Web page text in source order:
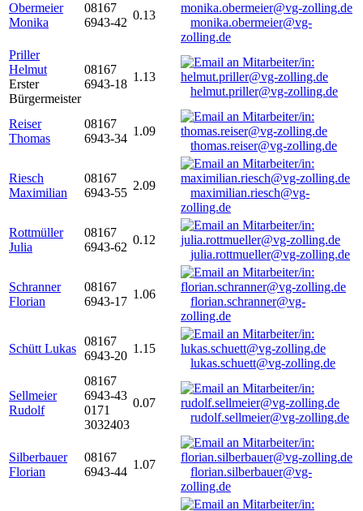
Obermeier
Monika
08167
6943-42
0.13
monika.obermeier@vg-
zolling.de
Priller
Helmut
Erster
Bürgermeister
08167
6943-18
1.13
helmut.priller@vg-zolling.de
Reiser
Thomas
08167
6943-34
1.09
thomas.reiser@vg-zolling.de
Riesch
Maximilian
08167
6943-55
2.09
maximilian.riesch@vg-
zolling.de
Rottmüller
Julia
08167
6943-62
0.12
julia.rottmueller@vg-zolling.de
Schranner
Florian
08167
6943-17
1.06
florian.schranner@vg-
zolling.de
Schütt Lukas
08167
6943-20
1.15
lukas.schuett@vg-zolling.de
Sellmeier
Rudolf
08167
6943-43
0171
3032403
0.07
rudolf.sellmeier@vg-zolling.de
Silberbauer
Florian
08167
6943-44
1.07
florian.silberbauer@vg-
zolling.de